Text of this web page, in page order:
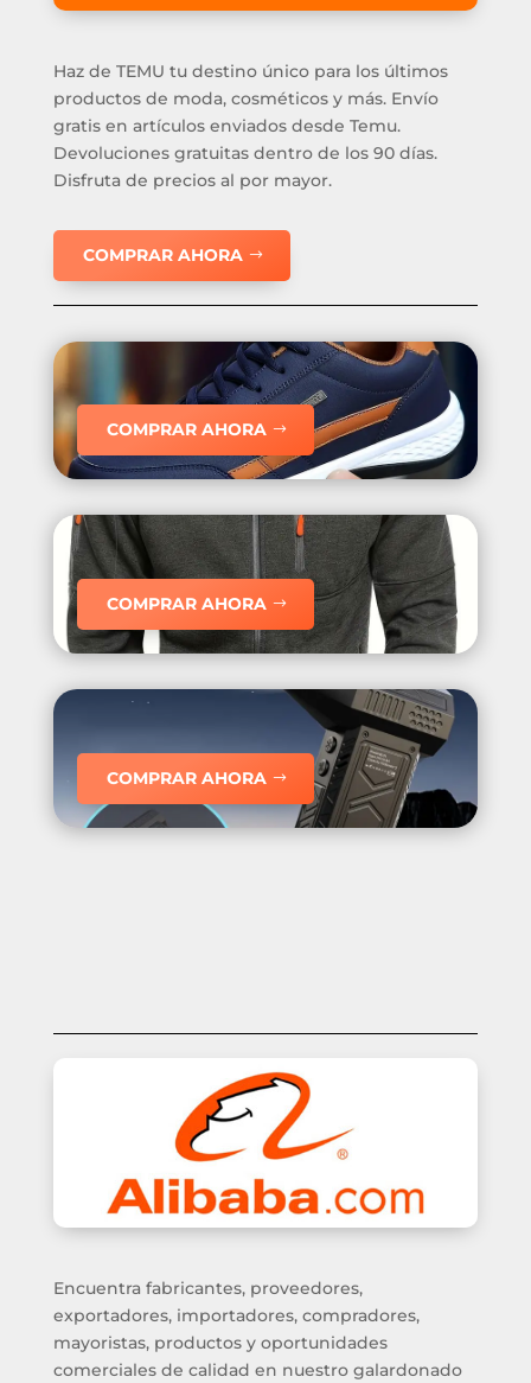
Haz de TEMU tu destino único para los últimos
productos de moda, cosméticos y más. Envío
gratis en artículos enviados desde Temu.
Devoluciones gratuitas dentro de los 90 días.
Disfruta de precios al por mayor.
COMPRAR AHORA
COMPRAR AHORA
COMPRAR AHORA
COMPRAR AHORA
Encuentra fabricantes, proveedores,
exportadores, importadores, compradores,
mayoristas, productos y oportunidades
comerciales de calidad en nuestro galardonado